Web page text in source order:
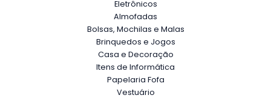
Eletrônicos
Almofadas
Bolsas, Mochilas e Malas
Brinquedos e Jogos
Casa e Decoração
Itens de Informática
Papelaria Fofa
Vestuário